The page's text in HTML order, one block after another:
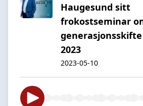
Haugesund sitt
frokostseminar
2023
2023-05-10